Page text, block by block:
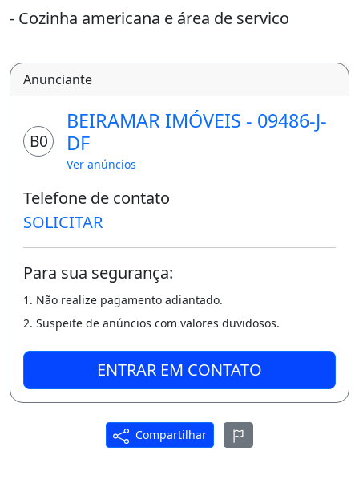
- Cozinha americana e área de serviço
- 1 Vaga de garagem
Imóvel tem excelente localização na região
de Taguatinga Brasília
Próximo à padaria, lanchonete,
supermercado, escolas e restaurantes.
- Valor do desconto de pontualidade: R$
229,45;
pagando até o vencimento;
- Seguro Incêndio é anual e obrigatório;
- Valores do condomínio e IPTU podem sofrer
alterações sem prévio aviso pela
Anunciante
B0
BEIRAMAR IMÓVEIS - 09486-J-
DF
Ver anúncios
Telefone de contato
SOLICITAR
Para sua segurança:
1. Não realize pagamento adiantado.
2. Suspeite de anúncios com valores duvidosos.
ENTRAR EM CONTATO
Compartilhar